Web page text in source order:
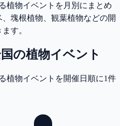
植物イベントを月別にまとめ
塊根植物、観葉植物などの開
す。
の植物イベント
植物イベントを開催日順に1件